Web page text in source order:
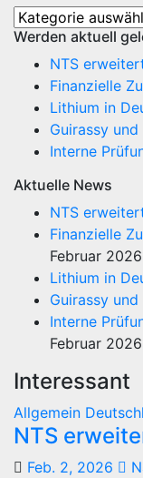
Kategorien
Werden aktuell
NTS
Finanzielle
Lithium in
Guirassy
Interne
Aktuelle News
NTS
Finanzielle
Februar 2026
Lithium in
Guirassy
Interne
Februar 2026
Interessant
Allgemein
NTS
Feb. 2, 2026